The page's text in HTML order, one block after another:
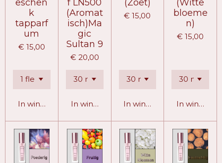
eschen
k
tapparf
um
€ 15,00
In winkelwagen
f LN500
(Aromat
isch)Ma
gic
Sultan 9
€ 20,00
In winkelwagen
(Zoet)
€ 15,00
In winkelwagen
(Witte
bloeme
n)
€ 15,00
In